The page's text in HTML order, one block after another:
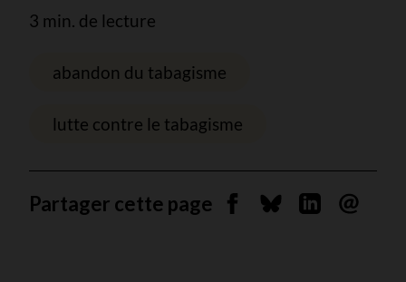
3 min. de lecture
abandon du tabagisme
lutte contre le tabagisme
Partager cette page Partager sur Facebook
Partager sur
Partager sur